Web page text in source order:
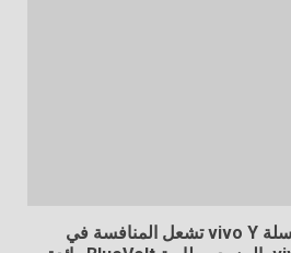
أكبر بطارية في تاريخ سلسلة vivo Y تشعل المنافسة في